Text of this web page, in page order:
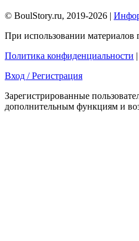
© BoulStory.ru, 2019-2026 |
При использовании материалов
Политика конфиденциальности |
Вход / Регистрация
Зарегистрированные
дополнительным функциям и